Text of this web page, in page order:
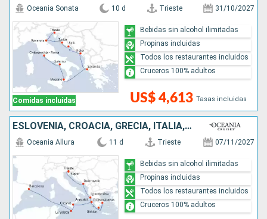
Comidas incluidas
Oceania Sonata 10 d Trieste 31/10/2027
US$ 4,613 Tasas incluidas
Bebidas sin alcohol ilimitadas
Propinas incluidas
Todos los restaurantes incluidos
Cruceros 100% adultos
ESLOVENIA, CROACIA, GRECIA, ITALIA, MALTA, ESPAÑA
Oceania Allura 11 d Trieste 07/11/2027
Bebidas sin alcohol ilimitadas
Propinas incluidas
Todos los restaurantes incluidos
Cruceros 100% adultos